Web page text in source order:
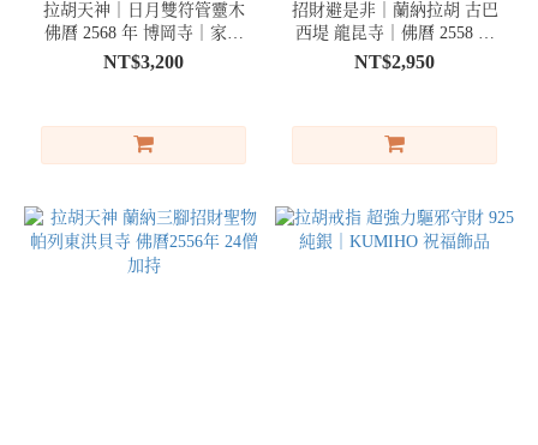
拉胡天神｜日月雙符管靈木
佛曆 2568 年 博岡寺｜家庭
和諧 家宅守護
NT$3,200
招財避是非｜蘭納拉胡 古巴
西堤 龍昆寺｜佛曆 2558 年
聖物
NT$2,950